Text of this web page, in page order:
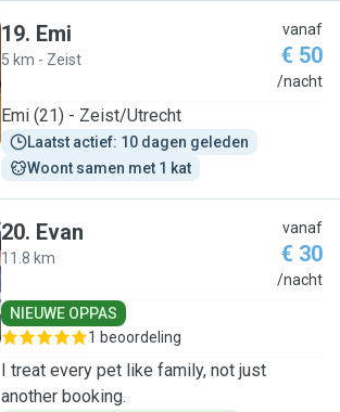
19. Emi
5 km - Zeist
vanaf
€ 50
/nacht
Emi (21) - Zeist/Utrecht
Laatst actief: 10 dagen geleden
Woont samen met 1 kat
20. Evan
11.8 km
vanaf
€ 30
/nacht
NIEUWE OPPAS
1 beoordeling
I treat every pet like family, not just
another booking.